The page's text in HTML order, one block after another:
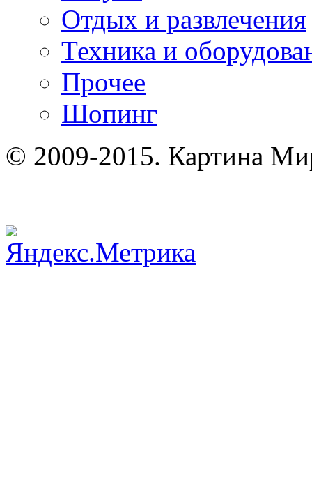
Отдых и развлечения
Техника и
Прочее
Шопинг
© 2009-2015. Картина